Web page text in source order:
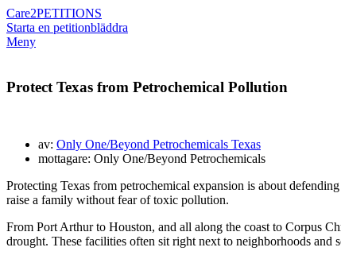
Care2PETITIONS
Starta en petitionbläddra
Meny
Protect Texas from Petrochemical Pollution
av: Only One/Beyond Petrochemicals Texas
mottagare: Only One/Beyond Petrochemicals
Protecting Texas from petrochemical expansion is about
raise a family without fear of toxic pollution.
From Port Arthur to Houston, and all along the coast to Corpus
drought. These facilities often sit right next to neighborhoods and